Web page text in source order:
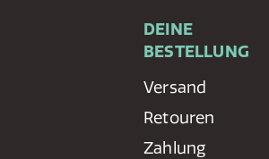
DEINE
BESTELLUNG
Versand
Retouren
Zahlung